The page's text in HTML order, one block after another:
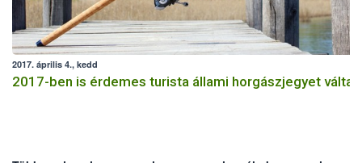
2017. április 4., kedd
2017-ben is érdemes turista állami horgászjegyet